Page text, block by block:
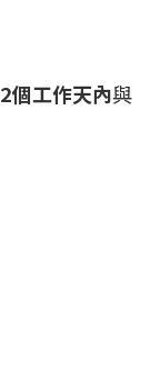
2個工作天內與